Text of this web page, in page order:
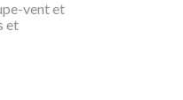
vent et
et